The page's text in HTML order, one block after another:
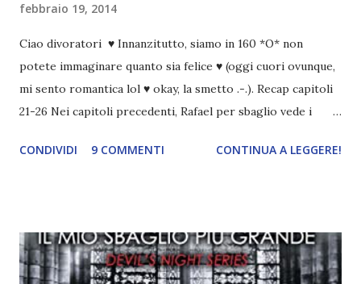
febbraio 19, 2014
Ciao divoratori ♥ Innanzitutto, siamo in 160 *O* non
potete immaginare quanto sia felice ♥ (oggi cuori ovunque,
mi sento romantica lol ♥ okay, la smetto .-.). Recap capitoli
21-26 Nei capitoli precedenti, Rafael per sbaglio vede i
incontrano e Hesediel mostra loro come combattere i puri.
angelo puro, Elemiah. Ma, a differenza di cosa pensano,
l'angelo non ha intenzione di fare una strage, piuttosto è lì
CONDIVIDI 9 COMMENTI CONTINUA A LEGGERE!